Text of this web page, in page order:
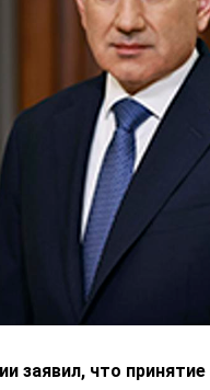
заявил, что